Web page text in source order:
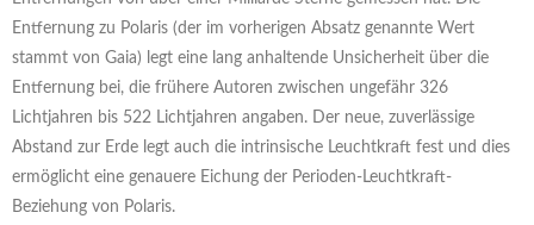
Entfernung zu Polaris (der im vorherigen Absatz genannte Wert
stammt von Gaia) legt eine lang anhaltende Unsicherheit über die
Entfernung bei, die frühere Autoren zwischen ungefähr 326
Lichtjahren bis 522 Lichtjahren angaben. Der neue, zuverlässige
Abstand zur Erde legt auch die intrinsische Leuchtkraft fest und dies
ermöglicht eine genauere Eichung der Perioden-Leuchtkraft-
Beziehung von Polaris.